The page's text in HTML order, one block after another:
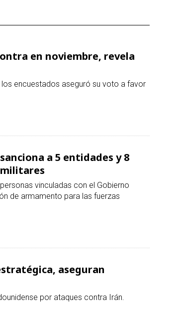
encuestados aseguró su voto a favor
a 5 entidades y 8
vinculadas con el Gobierno
aseguran
por ataques contra Irán.
y mantiene negociaciones